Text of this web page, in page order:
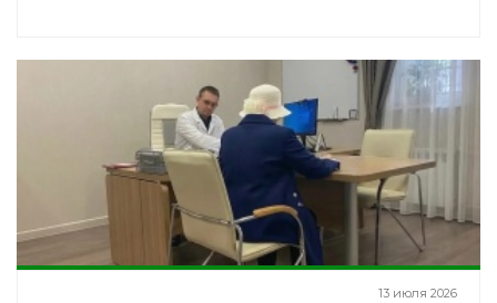
13 июля 2026